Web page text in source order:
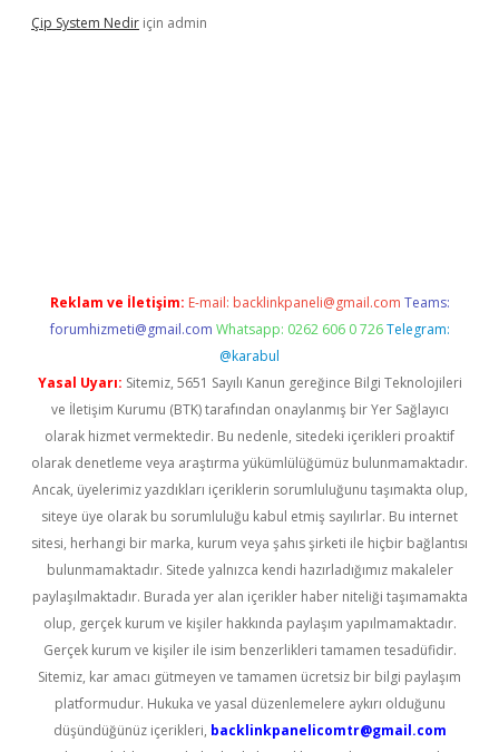
Çip System Nedir için admin
Reklam ve İletişim: E-mail: backlinkpaneli@gmail.com Teams:
forumhizmeti@gmail.com Whatsapp: 0262 606 0 726 Telegram:
@karabul
Yasal Uyarı: Sitemiz, 5651 Sayılı Kanun gereğince Bilgi Teknolojileri
ve İletişim Kurumu (BTK) tarafından onaylanmış bir Yer Sağlayıcı
olarak hizmet vermektedir. Bu nedenle, sitedeki içerikleri proaktif
olarak denetleme veya araştırma yükümlülüğümüz bulunmamaktadır.
Ancak, üyelerimiz yazdıkları içeriklerin sorumluluğunu taşımakta olup,
siteye üye olarak bu sorumluluğu kabul etmiş sayılırlar. Bu internet
sitesi, herhangi bir marka, kurum veya şahıs şirketi ile hiçbir bağlantısı
bulunmamaktadır. Sitede yalnızca kendi hazırladığımız makaleler
paylaşılmaktadır. Burada yer alan içerikler haber niteliği taşımamakta
olup, gerçek kurum ve kişiler hakkında paylaşım yapılmamaktadır.
Gerçek kurum ve kişiler ile isim benzerlikleri tamamen tesadüfidir.
Sitemiz, kar amacı gütmeyen ve tamamen ücretsiz bir bilgi paylaşım
platformudur. Hukuka ve yasal düzenlemelere aykırı olduğunu
düşündüğünüz içerikleri, backlinkpanelicomtr@gmail.com